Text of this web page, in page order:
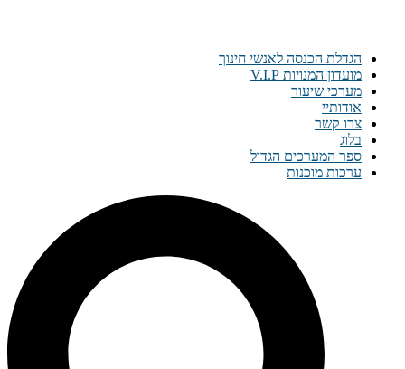
הגדלת הכנסה לאנשי חינוך
מועדון המנויות V.I.P
מערכי שיעור
אודותיי
צרו קשר
בלוג
ספר המערכים הגדול
ערכות מוכנות